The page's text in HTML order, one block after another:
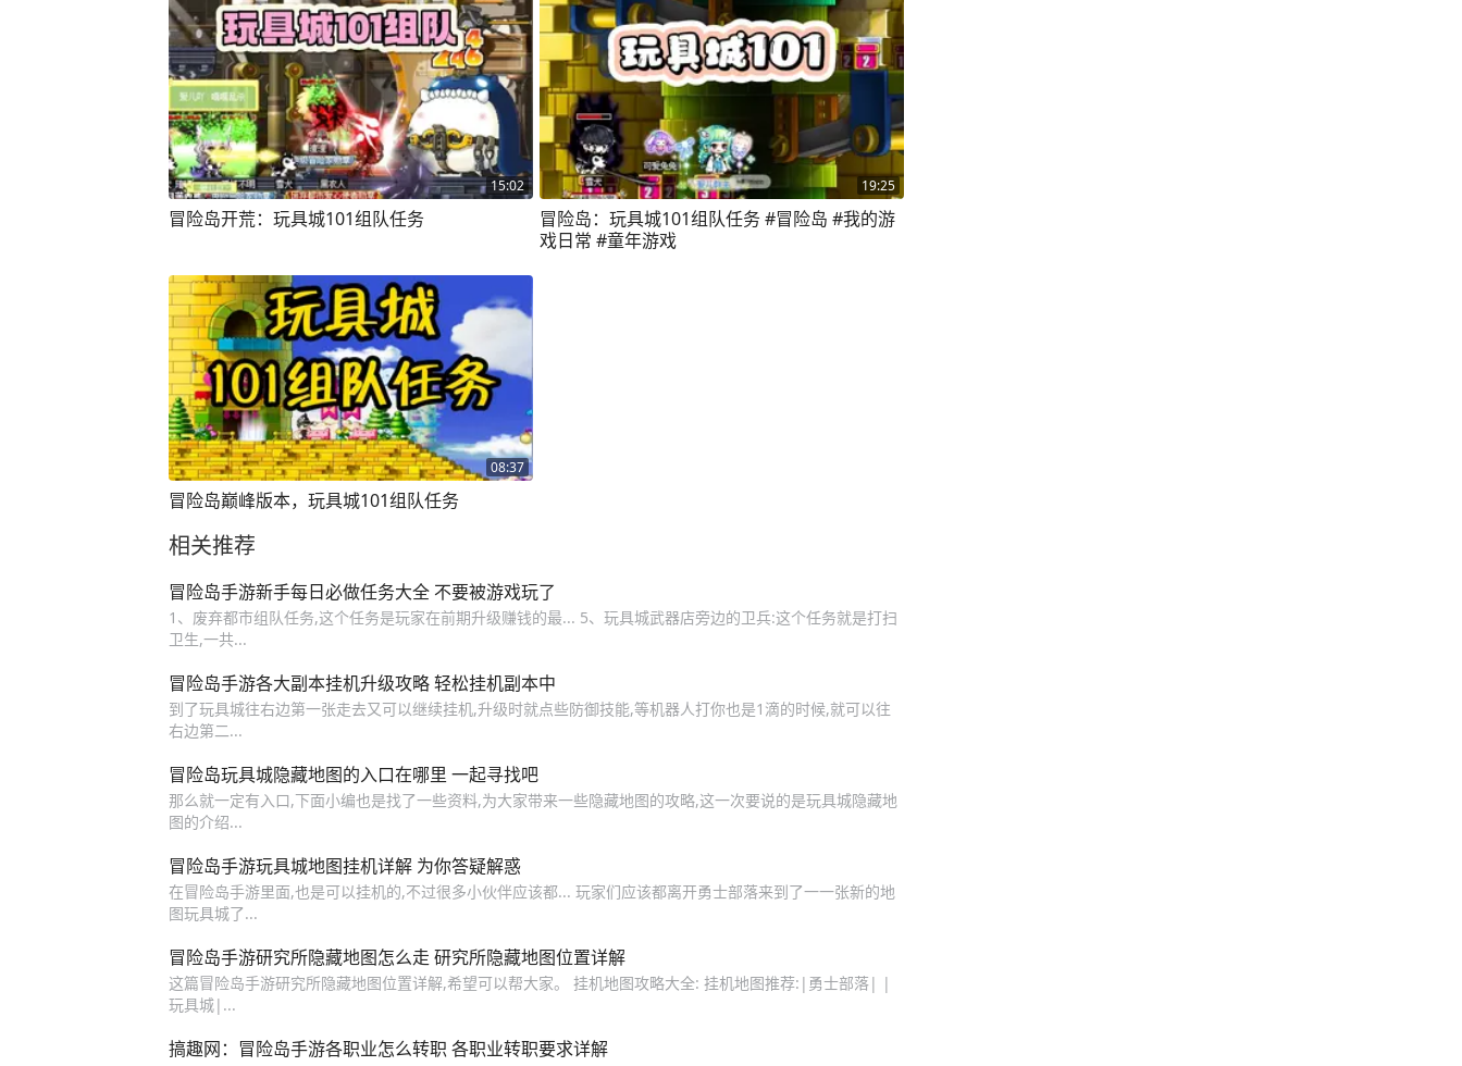
15:02
冒险岛开荒：玩具城101组队任务
19:25
冒险岛：玩具城101组队任务 #冒险岛 #我的游
戏日常 #童年游戏
08:37
冒险岛巅峰版本，玩具城101组队任务
相关推荐
冒险岛手游新手每日必做任务大全 不要被游戏玩了
1、废弃都市组队任务,这个任务是玩家在前期升级赚钱的最... 5、玩具城武器店旁边的卫兵:这个任务就是打扫
卫生,一共...
冒险岛手游各大副本挂机升级攻略 轻松挂机副本中
到了玩具城往右边第一张走去又可以继续挂机,升级时就点些防御技能,等机器人打你也是1滴的时候,就可以往
右边第二...
冒险岛玩具城隐藏地图的入口在哪里 一起寻找吧
那么就一定有入口,下面小编也是找了一些资料,为大家带来一些隐藏地图的攻略,这一次要说的是玩具城隐藏地
图的介绍...
冒险岛手游玩具城地图挂机详解 为你答疑解惑
在冒险岛手游里面,也是可以挂机的,不过很多小伙伴应该都... 玩家们应该都离开勇士部落来到了一一张新的地
图玩具城了...
冒险岛手游研究所隐藏地图怎么走 研究所隐藏地图位置详解
这篇冒险岛手游研究所隐藏地图位置详解,希望可以帮大家。 挂机地图攻略大全: 挂机地图推荐:|勇士部落| |
玩具城|...
搞趣网：冒险岛手游各职业怎么转职 各职业转职要求详解